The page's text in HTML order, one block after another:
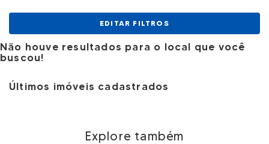
EDITAR FILTROS
Não houve resultados para o local que você
buscou!
Últimos imóveis cadastrados
Explore também